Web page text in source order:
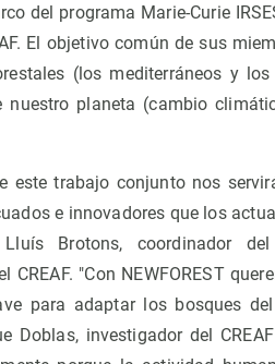
del programa Marie-Curie
El objetivo común de sus
(los mediterráneos y
planeta (cambio
este trabajo conjunto nos
e innovadores que los
Brotons, coordinador del
CREAF. "Con NEWFOREST
para adaptar los bosques
Doblas, investigador del